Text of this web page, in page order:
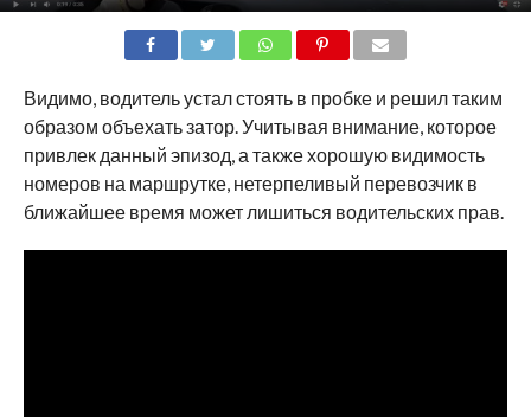
Видимо, водитель устал стоять в пробке и решил таким
образом объехать затор. Учитывая внимание, которое
привлек данный эпизод, а также хорошую видимость
номеров на маршрутке, нетерпеливый перевозчик в
ближайшее время может лишиться водительских прав.